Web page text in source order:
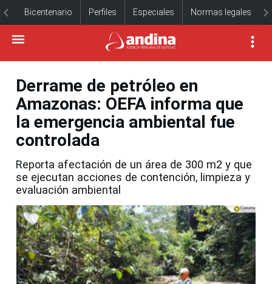
Bicentenario Perfiles Especiales Normas legales
Derrame de petróleo en
Amazonas: OEFA informa que
la emergencia ambiental fue
controlada
Reporta afectación de un área de 300 m2 y que
se ejecutan acciones de contención, limpieza y
evaluación ambiental